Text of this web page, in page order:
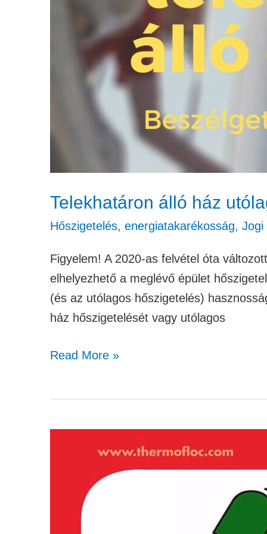
Telekhatáron álló ház
Hőszigetelés, energiatakarékosság, Jogi
Figyelem! A 2020-as felvétel óta
elhelyezhető a meglévő épület
(és az utólagos hőszigetelés)
ház hőszigetelését vagy utólagos
Read More »
szigetelés
kulcskérdése